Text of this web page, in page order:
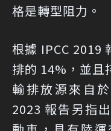
格是轉型阻力。
根據 IPCC 2019
排的 14%，並且
輸排放源來自
2023 報告另指